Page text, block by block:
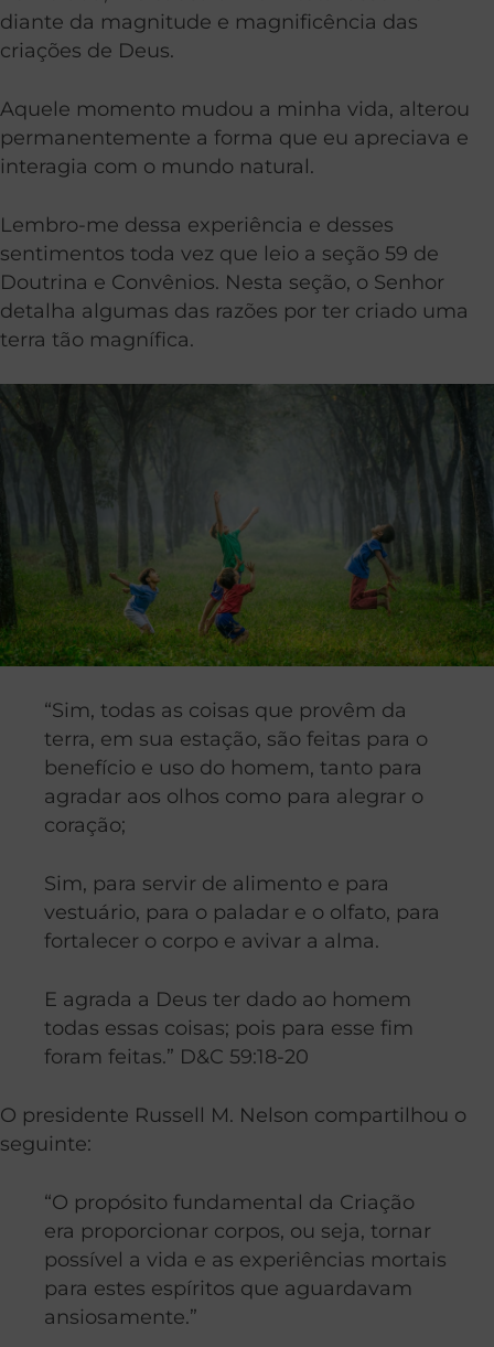
diante da magnitude e magnificência das
criações de Deus.
Aquele momento mudou a minha vida, alterou
permanentemente a forma que eu apreciava e
interagia com o mundo natural.
Lembro-me dessa experiência e desses
sentimentos toda vez que leio a seção 59 de
Doutrina e Convênios. Nesta seção, o Senhor
detalha algumas das razões por ter criado uma
terra tão magnífica.
“Sim, todas as coisas que provêm da
terra, em sua estação, são feitas para o
benefício e uso do homem, tanto para
agradar aos olhos como para alegrar o
coração;
Sim, para servir de alimento e para
vestuário, para o paladar e o olfato, para
fortalecer o corpo e avivar a alma.
E agrada a Deus ter dado ao homem
todas essas coisas; pois para esse fim
foram feitas.” D&C 59:18-20
O presidente Russell M. Nelson compartilhou o
seguinte:
“O propósito fundamental da Criação
era proporcionar corpos, ou seja, tornar
possível a vida e as experiências mortais
para estes espíritos que aguardavam
ansiosamente.”